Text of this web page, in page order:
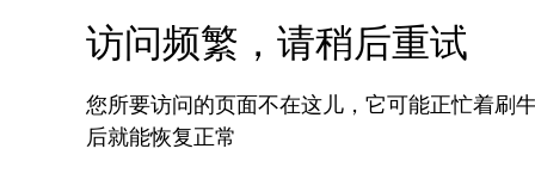
访问频繁，请稍后重试
您所要访问的页面不在这儿，它可能正忙着刷
后就能恢复正常